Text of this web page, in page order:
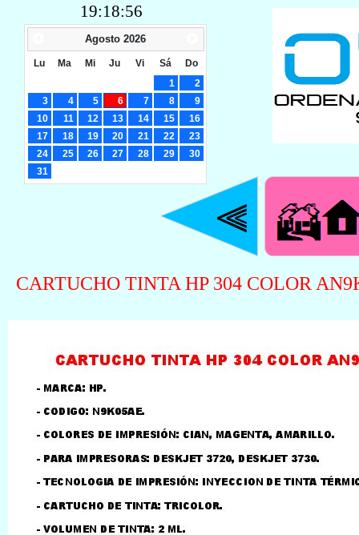
LLAMAR AL TELEFONO
957156032
626246281
CARTUCHO TINTA HP 304 COLOR
19:18:57
Agosto 2026
Lu Ma Mi Ju Vi Sá
Do
1
2
3
4 5 6 7 8
9
10
11 12 13 14 15
16
17
18 19 20 21 22
23
24
25 26 27 28 29
30
31